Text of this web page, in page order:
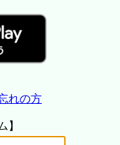
れの方
】